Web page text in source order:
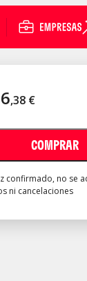
6,38 €
COMPRAR
confirmado, no se
ni cancelaciones